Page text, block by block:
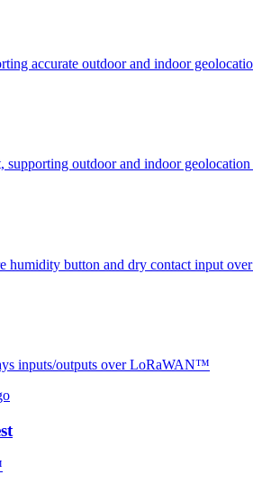
accurate outdoor and indoor
supporting outdoor and indoor
humidity button and dry contact input
inputs/outputs over LoRaWAN™